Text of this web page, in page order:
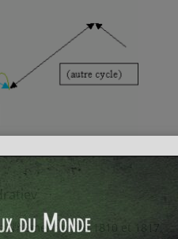
entre 1810 et 1817,